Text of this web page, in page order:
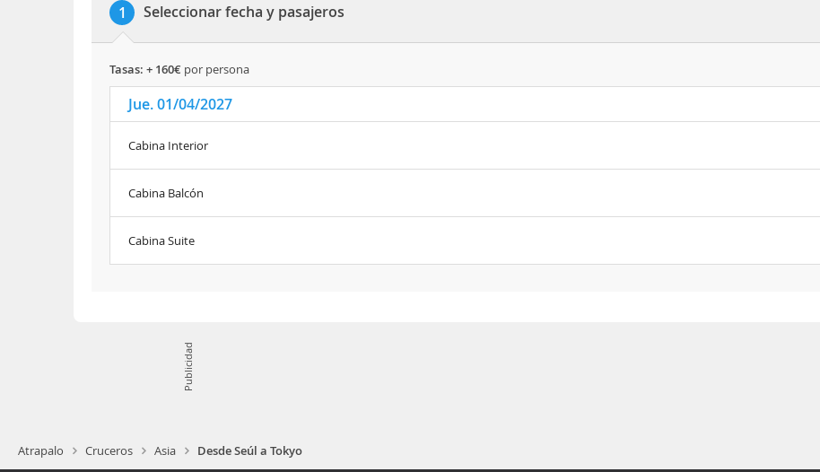
1 Seleccionar fecha y pasajeros
tasas: + 160€ por persona
Jue. 01/04/2027
Cabina Interior
Cabina Balcón
Cabina Suite
Publicidad
Atrapalo Cruceros Asia Desde Seúl a Tokyo